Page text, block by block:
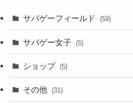
サバゲーフィールド (59)
サバゲー女子 (5)
ショップ (5)
その他 (31)